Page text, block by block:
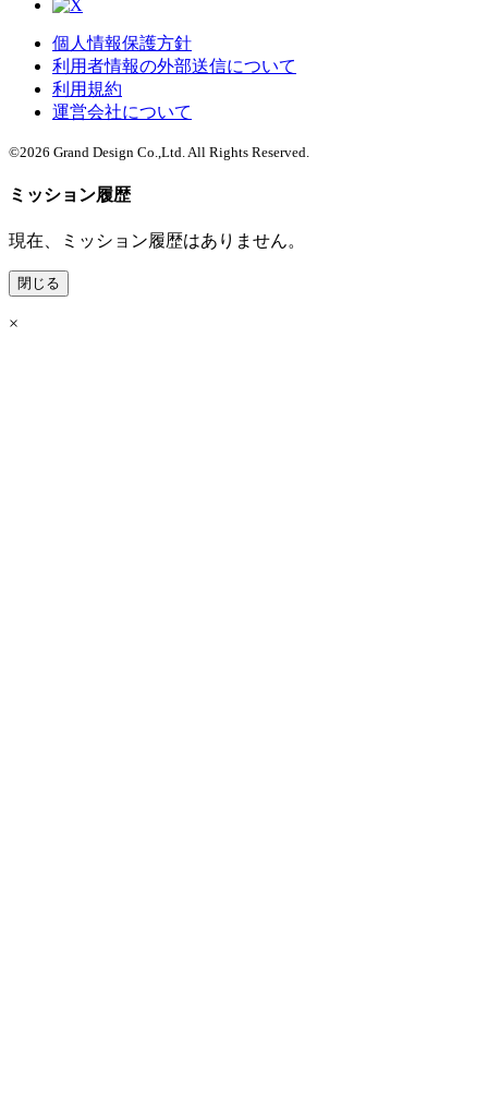
個人情報保護方針
利用者情報の外部送信について
利用規約
運営会社について
©2026 Grand Design Co.,Ltd. All Rights Reserved.
ミッション履歴
現在、ミッション履歴はありません。
閉じる
×